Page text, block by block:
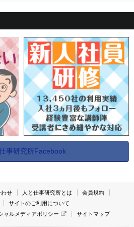
わせ 人と仕事研究所とは
会員規約
サイトのご利用について
ャルメディアポリシー サイトマップ